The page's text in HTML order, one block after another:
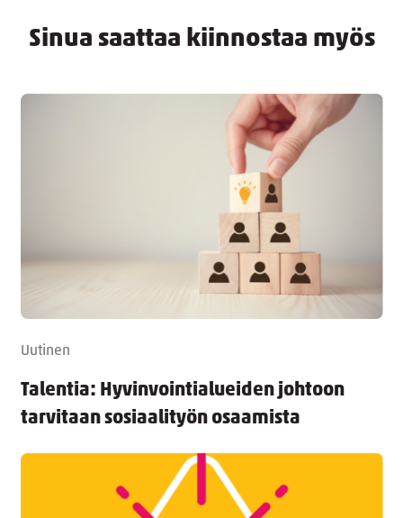
Sinua saattaa kiinnostaa myös
Uutinen
Talentia: Hyvinvointialueiden johtoon
tarvitaan sosiaalityön osaamista